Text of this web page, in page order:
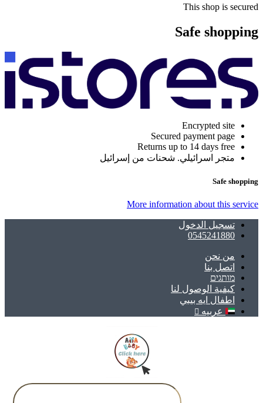
This shop is secured
Safe shopping
Encrypted site
Secured payment page
Returns up to 14 days free
متجر اسرائيلي. شحنات من إسرائيل
Safe shopping
More information about this service
تسجيل الدخول
0545241880
ﻣﻦ ﻧﺤﻦ
اتصل بنا
מותגים
كيفية الوصول لنا
اطفال ايه بيبي
عربيه